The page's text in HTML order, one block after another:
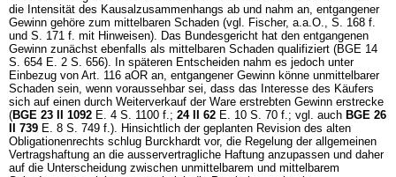
die Intensität des Kausalzusammenhangs ab und nahm an, entgangener
Gewinn gehöre zum mittelbaren Schaden (vgl. Fischer, a.a.O., S. 168 f.
und S. 171 f. mit Hinweisen). Das Bundesgericht hat den entgangenen
Gewinn zunächst ebenfalls als mittelbaren Schaden qualifiziert (BGE 14
S. 654 E. 2 S. 656). In späteren Entscheiden nahm es jedoch unter
Einbezug von Art. 116 aOR an, entgangener Gewinn könne unmittelbarer
Schaden sein, wenn voraussehbar sei, dass das Interesse des Käufers
sich auf einen durch Weiterverkauf der Ware erstrebten Gewinn erstrecke
(BGE 23 II 1092 E. 4 S. 1100 f.; 24 II 62 E. 10 S. 70 f.; vgl. auch BGE 26
II 739 E. 8 S. 749 f.). Hinsichtlich der geplanten Revision des alten
Obligationenrechts schlug Burckhardt vor, die Regelung der allgemeinen
Vertragshaftung an die ausservertragliche Haftung anzupassen und daher
auf die Unterscheidung zwischen unmittelbarem und mittelbarem